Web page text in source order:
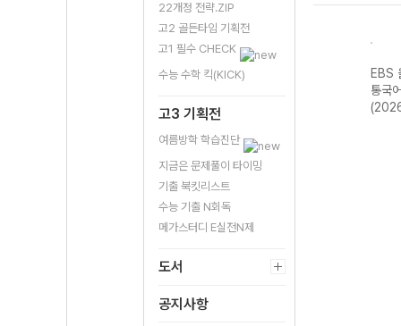
22개정 전략.ZIP
고2 골든타임 기획전
고1 필수 CHECK
수능 수학 킥(KICK)
고3 기획전
여름방학 학습진단
지금은 문제풀이 타이밍
기출 북킷리스트
수능 기출 N회독
메가스터디 E실전N제
도서
공지사항
EBS 올림포스 고
문학 읽기-22개
정 (2026년용)
EBS
통국